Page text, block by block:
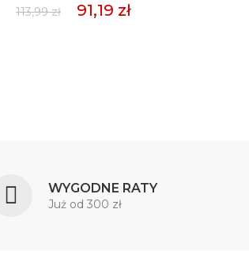
113,99 zł
91,19 zł
WYGODNE RATY
Już od 300 zł